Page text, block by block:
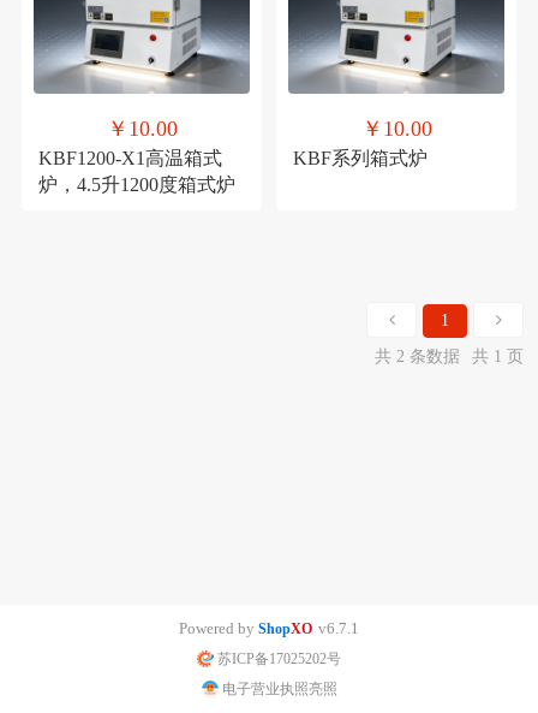
￥10.00
KBF1200-X1高温箱式
炉，4.5升1200度箱式炉
￥10.00
KBF系列箱式炉
1
共 2 条数据
共 1 页
Powered by ShopXO v6.7.1
苏ICP备17025202号
电子营业执照亮照